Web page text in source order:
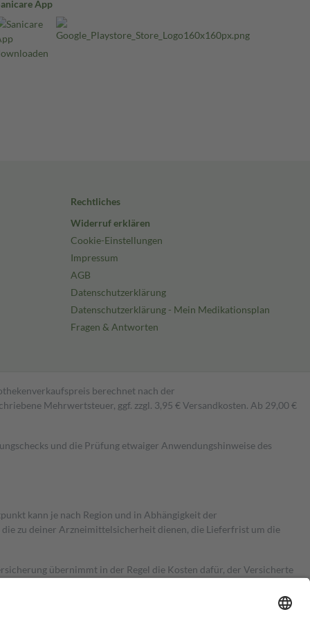
App
Rechtliches
Widerruf erklären
Cookie-Einstellungen
Impressum
AGB
Datenschutzerklärung
Datenschutzerklärung - Mein Medikationsplan
Fragen & Antworten
berechnet nach der
Mehrwertsteuer, ggf. zzgl. 3,95 € Versandkosten. Ab 29,00 €
und die Prüfung etwaiger Anwendungshinweise des
kann je nach Region und in Abhängigkeit der
zu deiner Arzneimittelsicherheit dienen, die Lieferfrist um die
übernimmt in der Regel die Kosten dafür, der Versicherte
Es sind jedoch nie mehr als die tatsächlichen Kosten der Leistung